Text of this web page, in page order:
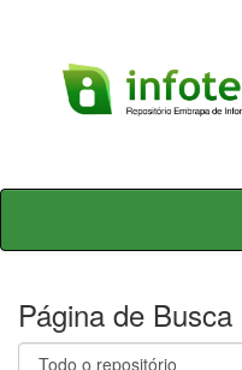
Skip
Página de Busca